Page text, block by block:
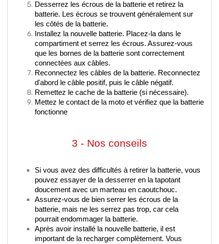
Desserrez les écrous de la batterie et retirez la
batterie. Les écrous se trouvent généralement sur
les côtés de la batterie.
Installez la nouvelle batterie. Placez-la dans le
compartiment et serrez les écrous. Assurez-vous
que les bornes de la batterie sont correctement
connectées aux câbles.
Reconnectez les câbles de la batterie. Reconnectez
d'abord le câble positif, puis le câble négatif.
Remettez le cache de la batterie (si nécessaire).
Mettez le contact de la moto et vérifiez que la batterie
fonctionne
3 - Nos conseils
Si vous avez des difficultés à retirer la batterie, vous
pouvez essayer de la desserrer en la tapotant
doucement avec un marteau en caoutchouc.
Assurez-vous de bien serrer les écrous de la
batterie, mais ne les serrez pas trop, car cela
pourrait endommager la batterie.
Après avoir installé la nouvelle batterie, il est
important de la recharger complètement. Vous